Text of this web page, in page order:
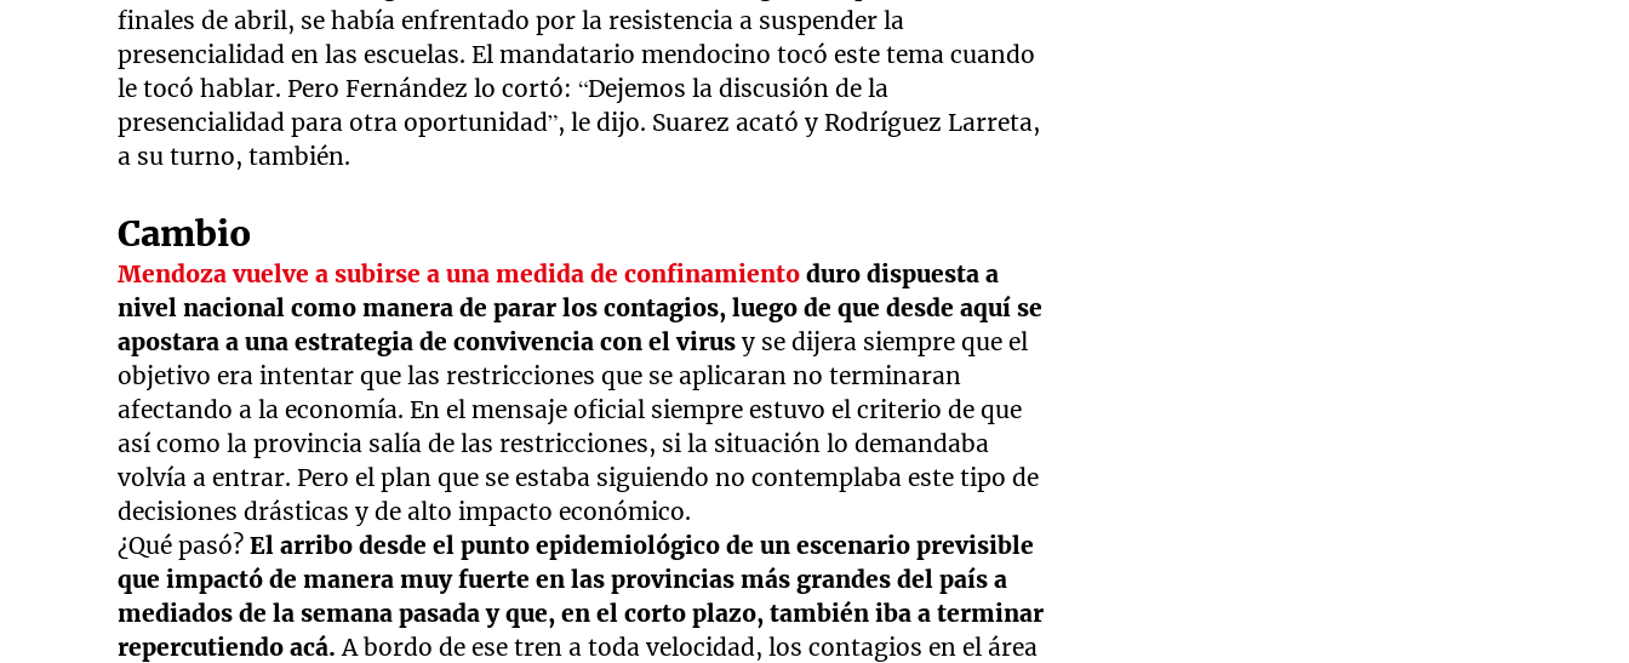
finales de abril, se había enfrentado por la resistencia a suspender la
presencialidad en las escuelas. El mandatario mendocino tocó este tema cuando
le tocó hablar. Pero Fernández lo cortó: “Dejemos la discusión de la
presencialidad para otra oportunidad”, le dijo. Suarez acató y Rodríguez Larreta,
a su turno, también.
Cambio
Mendoza vuelve a subirse a una medida de confinamiento duro dispuesta a
nivel nacional como manera de parar los contagios, luego de que desde aquí se
apostara a una estrategia de convivencia con el virus y se dijera siempre que el
objetivo era intentar que las restricciones que se aplicaran no terminaran
afectando a la economía. En el mensaje oficial siempre estuvo el criterio de que
así como la provincia salía de las restricciones, si la situación lo demandaba
volvía a entrar. Pero el plan que se estaba siguiendo no contemplaba este tipo de
decisiones drásticas y de alto impacto económico.
¿Qué pasó? El arribo desde el punto epidemiológico de un escenario previsible
que impactó de manera muy fuerte en las provincias más grandes del país a
mediados de la semana pasada y que, en el corto plazo, también iba a terminar
repercutiendo acá. A bordo de ese tren a toda velocidad, los contagios en el área